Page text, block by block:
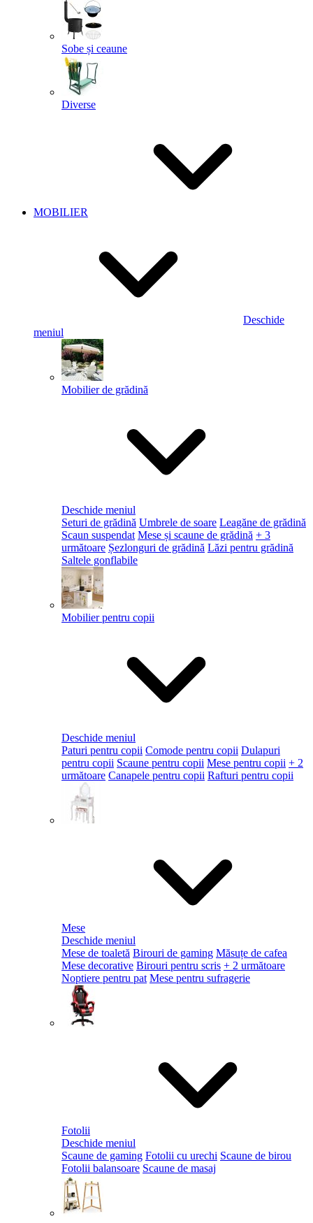
Sobe și ceaune
Diverse
MOBILIER
Deschide
meniul
Mobilier de grădină
Deschide meniul
Seturi de grădină Umbrele de soare Leagăne de grădină
Scaun suspendat Mese și scaune de grădină + 3
următoare Șezlonguri de grădină Lăzi pentru grădină
Saltele gonflabile
Mobilier pentru copii
Deschide meniul
Paturi pentru copii Comode pentru copii Dulapuri
pentru copii Scaune pentru copii Mese pentru copii + 2
următoare Canapele pentru copii Rafturi pentru copii
Mese
Deschide meniul
Mese de toaletă Birouri de gaming Măsuțe de cafea
Mese decorative Birouri pentru scris + 2 următoare
Noptiere pentru pat Mese pentru sufragerie
Fotolii
Deschide meniul
Scaune de gaming Fotolii cu urechi Scaune de birou
Fotolii balansoare Scaune de masaj